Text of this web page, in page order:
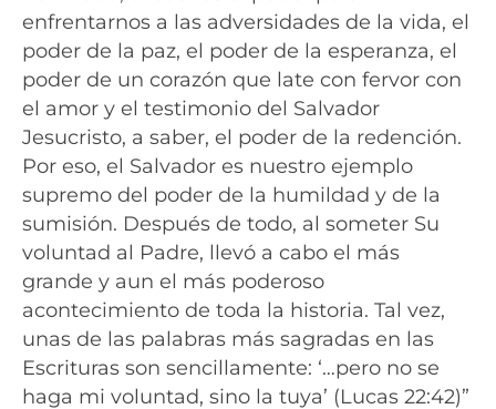
enfrentarnos a las adversidades de la vida, el
poder de la paz, el poder de la esperanza, el
poder de un corazón que late con fervor con
el amor y el testimonio del Salvador
Jesucristo, a saber, el poder de la redención.
Por eso, el Salvador es nuestro ejemplo
supremo del poder de la humildad y de la
sumisión. Después de todo, al someter Su
voluntad al Padre, llevó a cabo el más
grande y aun el más poderoso
acontecimiento de toda la historia. Tal vez,
unas de las palabras más sagradas en las
Escrituras son sencillamente: ‘…pero no se
haga mi voluntad, sino la tuya’ (Lucas 22:42)”